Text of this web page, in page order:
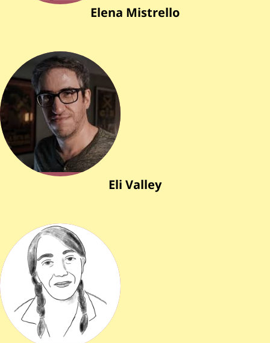
Elena Mistrello
Eli Valley